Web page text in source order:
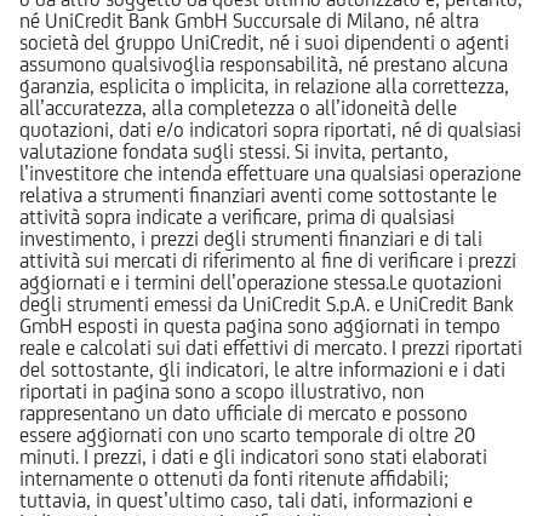
né UniCredit Bank GmbH Succursale di Milano, né altra
società del gruppo UniCredit, né i suoi dipendenti o agenti
assumono qualsivoglia responsabilità, né prestano alcuna
garanzia, esplicita o implicita, in relazione alla correttezza,
all’accuratezza, alla completezza o all’idoneità delle
quotazioni, dati e/o indicatori sopra riportati, né di qualsiasi
valutazione fondata sugli stessi. Si invita, pertanto,
l’investitore che intenda effettuare una qualsiasi operazione
relativa a strumenti finanziari aventi come sottostante le
attività sopra indicate a verificare, prima di qualsiasi
investimento, i prezzi degli strumenti finanziari e di tali
attività sui mercati di riferimento al fine di verificare i prezzi
aggiornati e i termini dell’operazione stessa.Le quotazioni
degli strumenti emessi da UniCredit S.p.A. e UniCredit Bank
GmbH esposti in questa pagina sono aggiornati in tempo
reale e calcolati sui dati effettivi di mercato. I prezzi riportati
del sottostante, gli indicatori, le altre informazioni e i dati
riportati in pagina sono a scopo illustrativo, non
rappresentano un dato ufficiale di mercato e possono
essere aggiornati con uno scarto temporale di oltre 20
minuti. I prezzi, i dati e gli indicatori sono stati elaborati
internamente o ottenuti da fonti ritenute affidabili;
tuttavia, in quest’ultimo caso, tali dati, informazioni e